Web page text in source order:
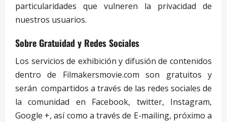
particularidades que vulneren la privacidad de
nuestros usuarios.
Sobre Gratuidad y Redes Sociales
Los servicios de exhibición y difusión de contenidos
dentro de Filmakersmovie.com son gratuitos y
serán compartidos a través de las redes sociales de
la comunidad en Facebook, twitter, Instagram,
Google +, así como a través de E-mailing, próximo a